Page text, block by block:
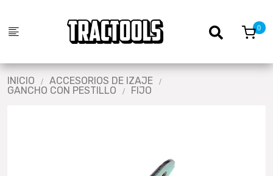
INICIO
ACCESORIOS DE IZAJE
GANCHO CON PESTILLO
FIJO